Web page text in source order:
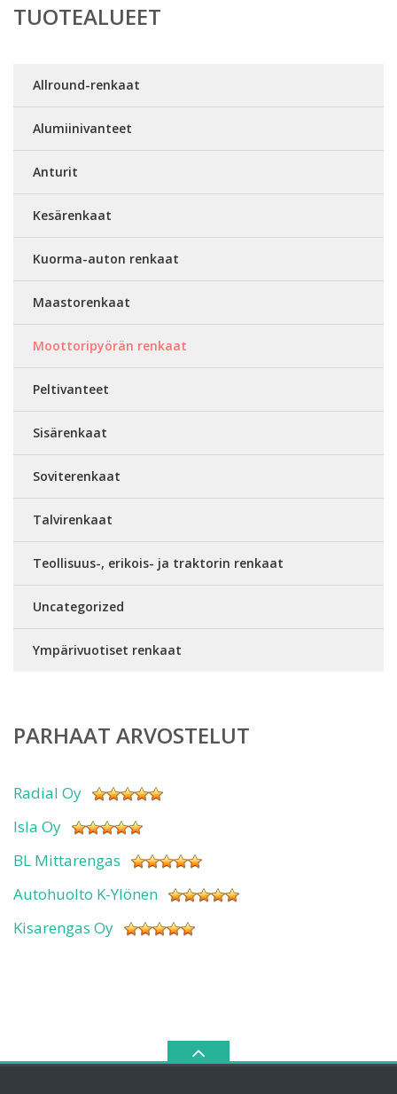
TUOTEALUEET
Allround-renkaat
Alumiinivanteet
Anturit
Kesärenkaat
Kuorma-auton renkaat
Maastorenkaat
Moottoripyörän renkaat
Peltivanteet
Sisärenkaat
Soviterenkaat
Talvirenkaat
Teollisuus-, erikois- ja traktorin renkaat
Uncategorized
Ympärivuotiset renkaat
PARHAAT ARVOSTELUT
Radial Oy
Isla Oy
BL Mittarengas
Autohuolto K-Ylönen
Kisarengas Oy